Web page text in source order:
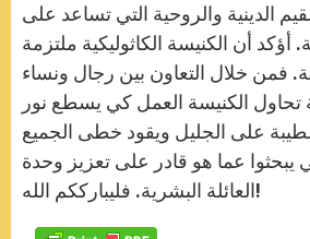
الدينية والروحية التي تساعد على
أؤكد أن الكنيسة الكاثوليكية ملتزمة
فمن خلال التعاون بين رجال ونساء
تحاول الكنيسة العمل كي يسطع نور
على الجليل ويقود خطى الجميع
يبحثوا عما هو قادر على تعزيز وحدة
العائلة البشرية. فليبارككم الله!